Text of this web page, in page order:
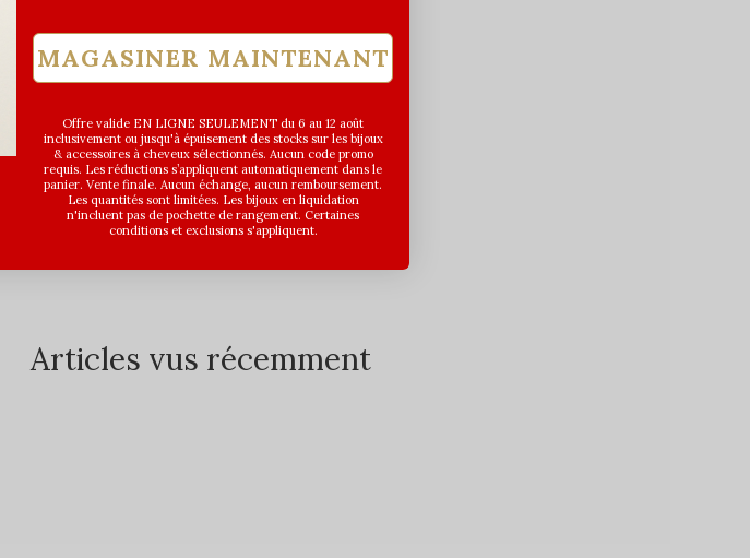
Articles vus récemment
MAGASINER MAINTENANT
Offre valide EN LIGNE SEULEMENT du 6 au 12 août
inclusivement ou jusqu'à épuisement des stocks sur les bijoux
& accessoires à cheveux sélectionnés. Aucun code promo
requis. Les réductions s’appliquent automatiquement dans le
panier. Vente finale. Aucun échange, aucun remboursement.
Les quantités sont limitées. Les bijoux en liquidation
n'incluent pas de pochette de rangement. Certaines
conditions et exclusions s'appliquent.